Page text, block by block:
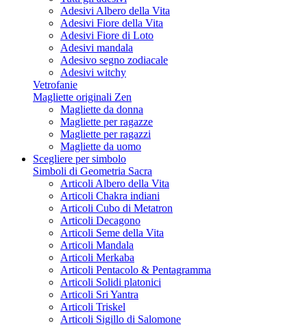
Adesivi Albero della Vita
Adesivi Fiore della Vita
Adesivi Fiore di Loto
Adesivi mandala
Adesivo segno zodiacale
Adesivi witchy
Vetrofanie
Magliette originali Zen
Magliette da donna
Magliette per ragazze
Magliette per ragazzi
Magliette da uomo
Scegliere per simbolo
Simboli di Geometria Sacra
Articoli Albero della Vita
Articoli Chakra indiani
Articoli Cubo di Metatron
Articoli Decagono
Articoli Seme della Vita
Articoli Mandala
Articoli Merkaba
Articoli Pentacolo & Pentagramma
Articoli Solidi platonici
Articoli Sri Yantra
Articoli Triskel
Articoli Sigillo di Salomone